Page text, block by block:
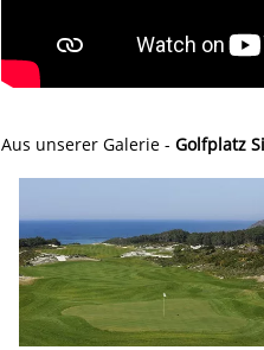
Aus unserer Galerie - Golfplatz